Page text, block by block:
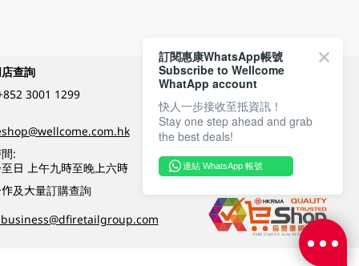
查詢
3001 1299
:
日 上午九時至晚上六時
及大量訂購查詢
付款方式
關注我們
訂閱惠康WhatsApp帳號
Subscribe to Wellcome
WhatApp account
快人一步接收至抵資訊！
Stay one step ahead and grab
the best deals!
連結 WhatsApp 帳號